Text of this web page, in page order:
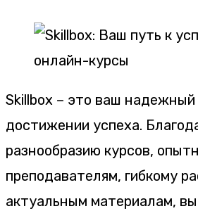
Skillbox – это ваш надежный
достижении успеха.
разнообразию курсов,
преподавателям, гибкому
актуальным материалам,